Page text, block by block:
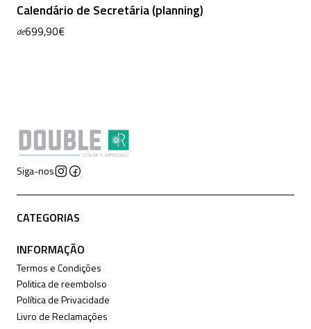
Calendário de Secretária (planning)
de699,90€
Siga-nos
CATEGORIAS
INFORMAÇÃO
Termos e Condições
Politica de reembolso
Política de Privacidade
Livro de Reclamações